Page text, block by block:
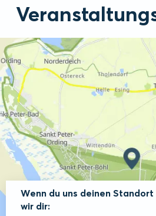
Wenn du uns deinen
wir dir: